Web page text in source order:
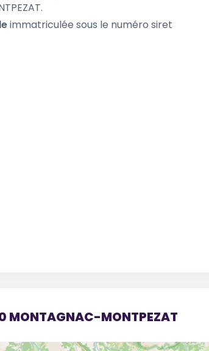
immatriculée sous le numéro siret
MONTPEZAT